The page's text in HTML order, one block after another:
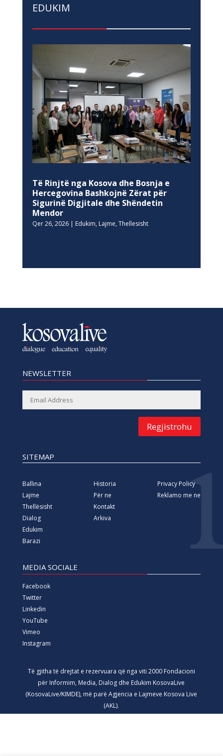
EDUKIM
Të Rinjtë nga Kosova dhe Bosnja e
Hercegovina Bashkojnë Zërat për
Sigurinë Digjitale dhe Shëndetin
Mendor
Qer 26, 2026| Edukim, Lajme, Thellesisht
NEWSLETTER
Regjistrohu
SITEMAP
Ballina
Lajme
Thellësisht
Dialog
Edukim
Barazi
Historia
Për ne
Kontakt
Arkiva
Privacy Policy
Reklamo me ne
MEDIA SOCIALE
Facebook
Twitter
Linkedin
YouTube
Vimeo
Instagram
Të gjitha të drejtat e rezervuara që nga viti 2000 Fondacioni
për Informim, Media, Dialog dhe Edukim KosovaLive
(KosovaLive/KIMDE), më parë Agjencia e Lajmeve Kosova Live
(AKL).